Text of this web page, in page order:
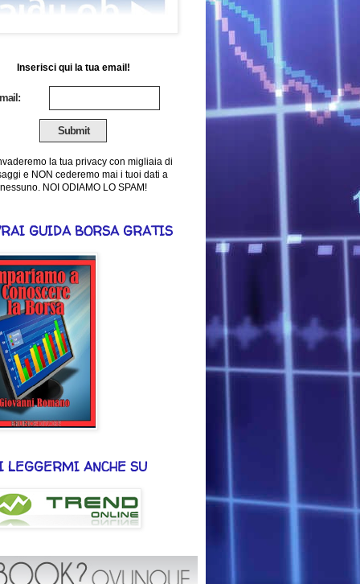
Inserisci qui la tua email!
la tua privacy con migliaia di
e NON cederemo mai i tuoi dati a
nessuno. NOI ODIAMO LO SPAM!
GUIDA BORSA GRATIS
LEGGERMI ANCHE SU